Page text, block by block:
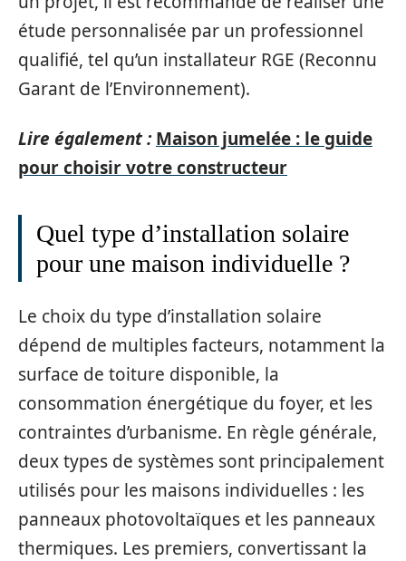
étude personnalisée par un professionnel
qualifié, tel qu’un installateur RGE (Reconnu
Garant de l’Environnement).
Lire également : Maison jumelée : le guide
pour choisir votre constructeur
Quel type d’installation solaire
pour une maison individuelle ?
Le choix du type d’installation solaire
dépend de multiples facteurs, notamment la
surface de toiture disponible, la
consommation énergétique du foyer, et les
contraintes d’urbanisme. En règle générale,
deux types de systèmes sont principalement
utilisés pour les maisons individuelles : les
panneaux photovoltaïques et les panneaux
thermiques. Les premiers, convertissant la